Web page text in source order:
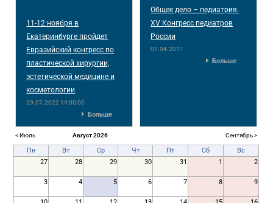
11-12 ноября в
Екатеринбурге пройдет
Евразийский конгресс по
пластической хирургии,
эстетической медицине и
косметологии
29.07.2022 14:00:00
Больше
Общее дело – педиатрия.
XV Конгресс педиатров
России
01.04.2011
Больше
< Июль Август 2026 Сентябрь >
Пн Вт Ср Чт Пт Сб
Вс
27
28 29 30 31 1 2
3 4 5 6 7 8 9